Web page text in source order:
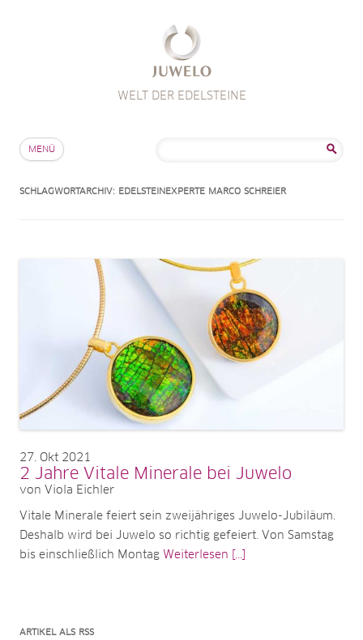
WELT DER EDELSTEINE
MENÜ
SCHLAGWORTARCHIV: EDELSTEINEXPERTE MARCO SCHREIER
27 Okt 2021
2 Jahre Vitale Minerale bei Juwelo
von Viola Eichler
Vitale Minerale feiert sein zweijähriges Juwelo-Jubiläum.
Deshalb wird bei Juwelo so richtig gefeiert. Von Samstag
bis einschließlich Montag Weiterlesen [...]
ARTIKEL ALS RSS